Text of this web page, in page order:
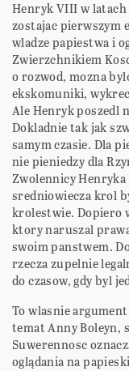
Henryk VIII w
zostajac pierwszym
wladze papiestwa i
Zwierzchnikiem
o rozwod, mozna
ekskomuniki,
Ale Henryk poszedl
Dokladnie tak jak
samym czasie. Dla
nie pieniedzy dla
Zwolennicy Henryka
sredniowiecza krol
krolestwie. Dopiero
ktory naruszal
swoim panstwem.
rzecza zupelnie
do czasow, gdy byl
To wlasnie
temat Anny Boleyn,
Suwerennosc
oglądania na